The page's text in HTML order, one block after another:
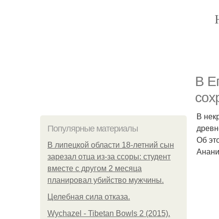
B
Популярные материалы
В липецкой области 18-летний сын
зарезал отца из-за ссоры: студент
вместе с другом 2 месяца
планировал убийство мужчины.
Целебная сила отказа.
Wychazel - Tibetan Bowls 2 (2015).
В
Об